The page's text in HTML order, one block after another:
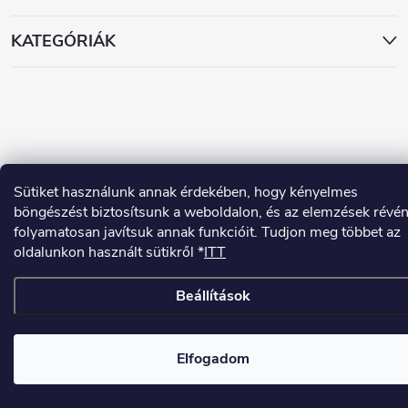
Sütiket használunk annak érdekében, hogy kényelmes
böngészést biztosítsunk a weboldalon, és az elemzések révén
folyamatosan javítsuk annak funkcióit. Tudjon meg többet az
oldalunkon használt sütikről *ITT
Beállítások
Elfogadom
KATEGÓRIÁK
Shoptet készítette